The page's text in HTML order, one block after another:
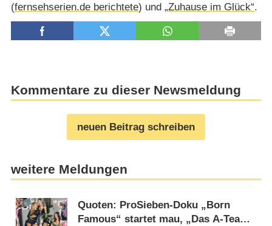
(fernsehserien.de berichtete) und „Zuhause im Glück“.
Kommentare zu dieser Newsmeldung
neuen Beitrag schreiben
weitere Meldungen
Quoten: ProSieben-Doku „Born
Famous“ startet mau, „Das A-Team“